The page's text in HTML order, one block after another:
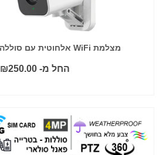
מצלמת WiFi אלחוטית עם סוללה ממונעת 3MP
החל מ- ₪250.00